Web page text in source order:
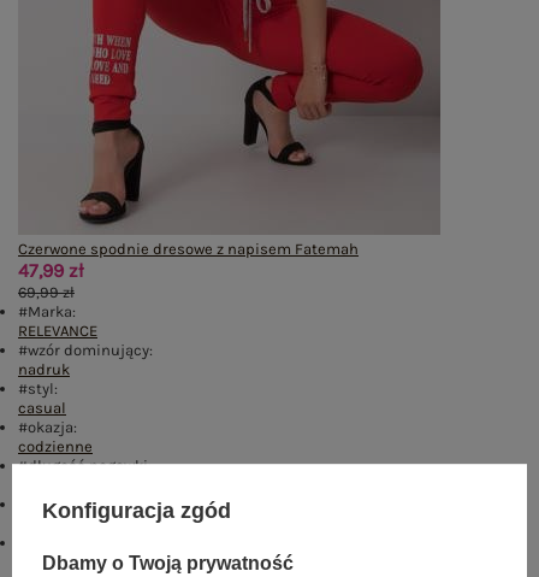
Czerwone spodnie dresowe z napisem Fatemah
47,99 zł
69,99 zł
#Marka:
RELEVANCE
#wzór dominujący:
nadruk
#styl:
casual
#okazja:
codzienne
#długość nogawki:
#typ produktu:
spodnie dresowe
90% bawełna,10% elastan
Konfiguracja zgód
Dbamy o Twoją prywatność